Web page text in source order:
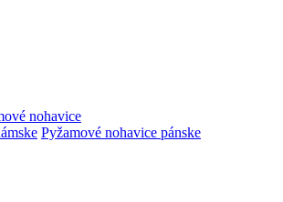
nohavice
Pyžamové nohavice pánske